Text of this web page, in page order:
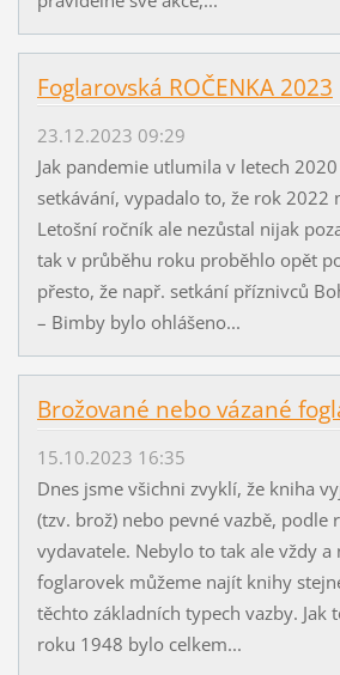
Foglarovská ROČENKA 2023
23.12.2023 09:29
Jak pandemie utlumila v letech
setkávání, vypadalo to, že rok 2022
Letošní ročník ale nezůstal nijak
tak v průběhu roku proběhlo opět
přesto, že např. setkání příznivců
– Bimby bylo ohlášeno...
Brožované nebo vázané
15.10.2023 16:35
Dnes jsme všichni zvyklí, že kniha
(tzv. brož) nebo pevné vazbě, podle
vydavatele. Nebylo to tak ale vždy a
foglarovek můžeme najít knihy
těchto základních typech vazby. Jak
roku 1948 bylo celkem...